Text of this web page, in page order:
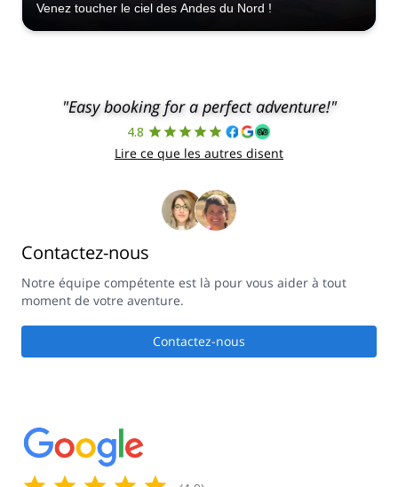
Venez toucher le ciel des Andes du Nord !
"Easy booking for a perfect adventure!"
4.8
Lire ce que les autres disent
Contactez-nous
Notre équipe compétente est là pour vous aider à tout
moment de votre aventure.
Contactez-nous